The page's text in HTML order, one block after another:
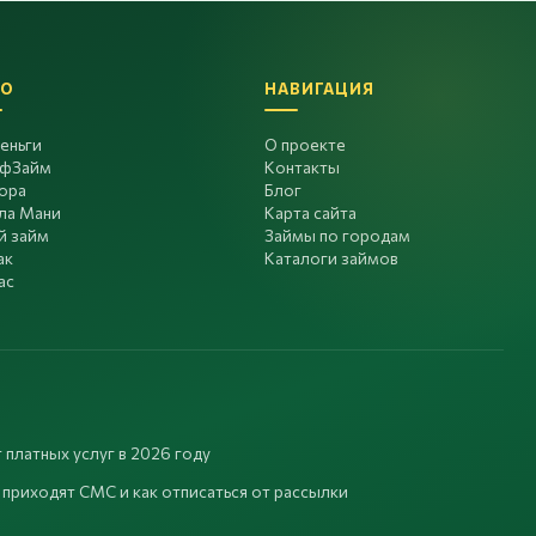
Мани
займ
НАВИГАЦИЯ
О проекте
Контакты
Блог
Карта сайта
Займы по городам
Каталоги займов
услуг в 2026 году
СМС и как отписаться от рассылки